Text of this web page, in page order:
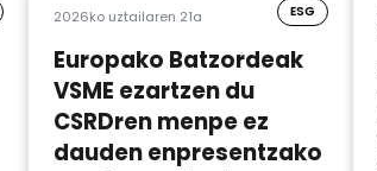
2026ko uztailaren 21a ESG
Europako Batzordeak
VSME ezartzen du
CSRDren menpe ez
dauden enpresentzako